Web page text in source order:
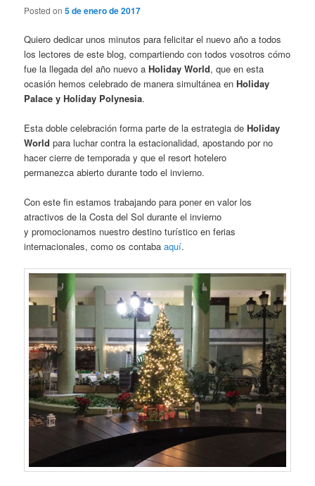
Posted on5 de enero de 2017
Quiero dedicar unos minutos para felicitar el nuevo año a todos
los lectores de este blog, compartiendo con todos vosotros cómo
fue la llegada del año nuevo aHoliday World, que en esta
ocasión hemos celebrado de manera simultánea enHoliday
Palace y Holiday Polynesia.
Esta doble celebración forma parte de la estrategia deHoliday
World para luchar contra la estacionalidad, apostando por no
hacer cierre de temporada y que el resort hotelero
permanezca abierto durante todo el invierno.
Con este fin estamos trabajando para poner en valor los
atractivos de la Costa del Sol durante el invierno
y promocionamos nuestro destino turístico en ferias
internacionales, como os contabaaquí.